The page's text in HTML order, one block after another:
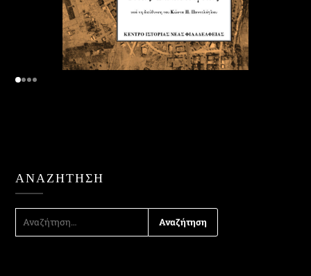
ΑΝΑΖΉΤΗΣΗ
ΑΝΑΖΉΤΗΣΗ
ΓΙΑ: